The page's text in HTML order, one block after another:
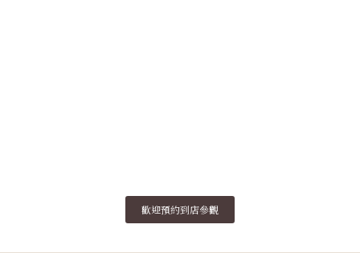
歡迎預約到店參觀